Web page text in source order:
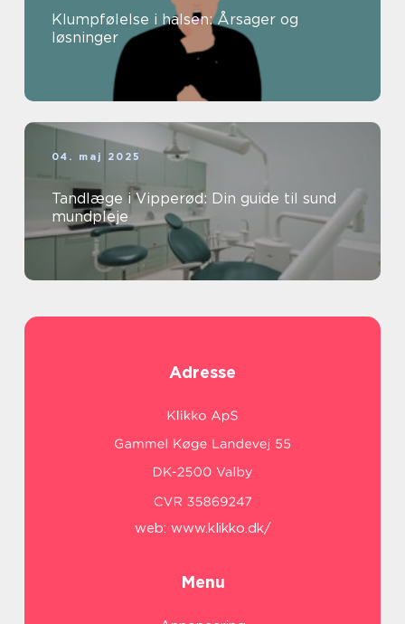
Klumpfølelse i halsen: Årsager og
løsninger
04. maj 2025
Tandlæge i Vipperød: Din guide til sund
mundpleje
Adresse
web: www.klikko.dk/
Menu